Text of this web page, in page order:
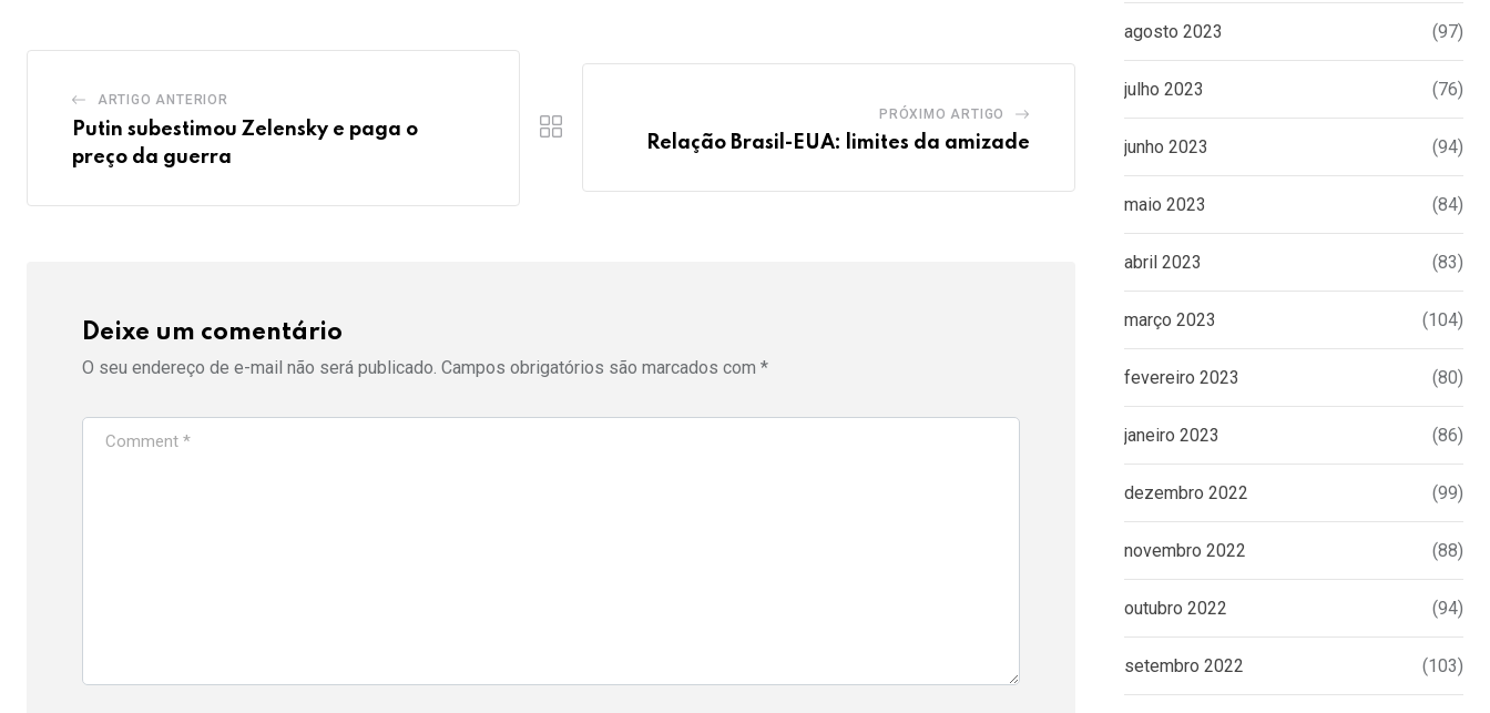
ARTIGO ANTERIOR
Putin subestimou Zelensky e paga o
preço da guerra
PRÓXIMO ARTIGO
Relação Brasil-EUA: limites da amizade
Deixe um comentário
O seu endereço de e-mail não será publicado. Campos obrigatórios são marcados com *
agosto 2023 (97)
julho 2023 (76)
junho 2023 (94)
maio 2023 (84)
abril 2023 (83)
março 2023 (104)
fevereiro 2023 (80)
janeiro 2023 (86)
dezembro 2022 (99)
novembro 2022 (88)
outubro 2022 (94)
setembro 2022 (103)